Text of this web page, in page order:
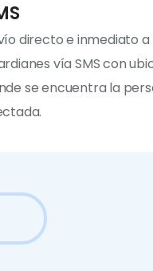
directo e inmediato a
vía SMS con
se encuentra la